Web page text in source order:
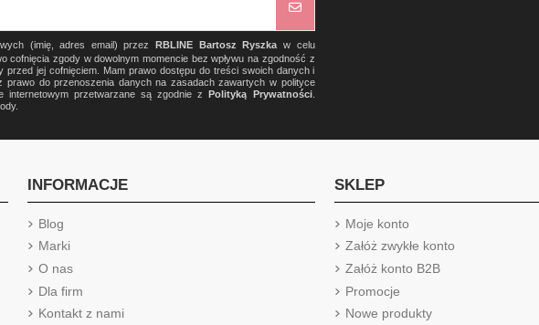
(imię, adres email) przez RBLINE Bartosz Ryszka w celu
cofnięcia zgody w dowolnym momencie bez wpływu na zgodność z
jej cofnięciem. Mam prawo dostępu do treści swoich danych i
prawo do przenoszenia danych na zasadach zawartych w polityce
internetowym przetwarzane są zgodnie zPolityką Prywatności.
INFORMACJE
Blog
Marki
O nas
Dla firm
Kontakt z nami
SKLEP
Moje konto
Załóż zwykłe konto
Załóż konto B2B
Promocje
Nowe produkty